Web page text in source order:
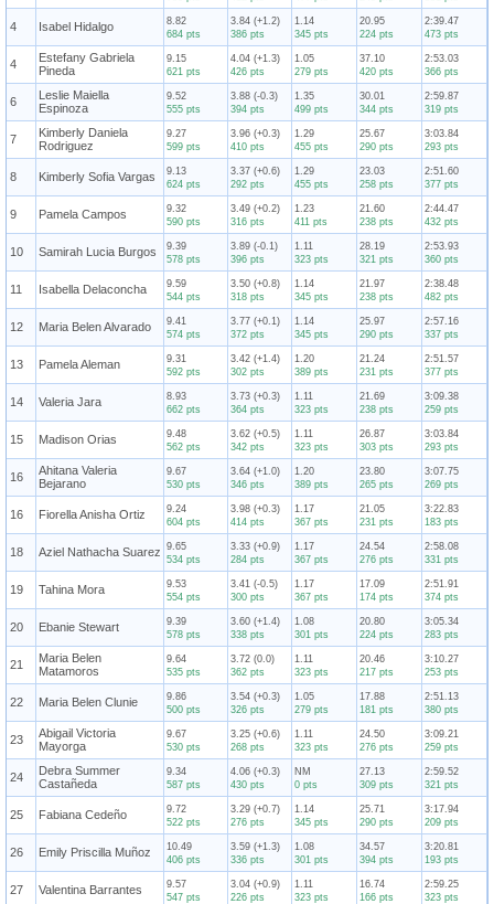
4 Isabel Hidalgo
8.82
684 pts
3.84 (+1.2)
386 pts
1.14
345 pts
20.95
224 pts
2:39.47
473 pts
4
Estefany Gabriela
Pineda
9.15
621 pts
4.04 (+1.3)
426 pts
1.05
279 pts
37.10
420 pts
2:53.03
366 pts
6
Leslie Maiella
Espinoza
9.52
555 pts
3.88 (-0.3)
394 pts
1.35
499 pts
30.01
344 pts
2:59.87
319 pts
7
Kimberly Daniela
Rodriguez
9.27
599 pts
3.96 (+0.3)
410 pts
1.29
455 pts
25.67
290 pts
3:03.84
293 pts
8 Kimberly Sofia Vargas
9.13
624 pts
3.37 (+0.6)
292 pts
1.29
455 pts
23.03
258 pts
2:51.60
377 pts
9 Pamela Campos
9.32
590 pts
3.49 (+0.2)
316 pts
1.23
411 pts
21.60
238 pts
2:44.47
432 pts
10 Samirah Lucia Burgos
9.39
578 pts
3.89 (-0.1)
396 pts
1.11
323 pts
28.19
321 pts
2:53.93
360 pts
11 Isabella Delaconcha
9.59
544 pts
3.50 (+0.8)
318 pts
1.14
345 pts
21.97
238 pts
2:38.48
482 pts
12 Maria Belen Alvarado
9.41
574 pts
3.77 (+0.1)
372 pts
1.14
345 pts
25.97
290 pts
2:57.16
337 pts
13 Pamela Aleman
9.31
592 pts
3.42 (+1.4)
302 pts
1.20
389 pts
21.24
231 pts
2:51.57
377 pts
14 Valeria Jara
8.93
662 pts
3.73 (+0.3)
364 pts
1.11
323 pts
21.69
238 pts
3:09.38
259 pts
15 Madison Orias
9.48
562 pts
3.62 (+0.5)
342 pts
1.11
323 pts
26.87
303 pts
3:03.84
293 pts
16
Ahitana Valeria
Bejarano
9.67
530 pts
3.64 (+1.0)
346 pts
1.20
389 pts
23.80
265 pts
3:07.75
269 pts
16 Fiorella Anisha Ortiz
9.24
604 pts
3.98 (+0.3)
414 pts
1.17
367 pts
21.05
231 pts
3:22.83
183 pts
18 Aziel Nathacha Suarez 9.65
534 pts
3.33 (+0.9)
284 pts
1.17
367 pts
24.54
276 pts
2:58.08
331 pts
19 Tahina Mora
9.53
554 pts
3.41 (-0.5)
300 pts
1.17
367 pts
17.09
174 pts
2:51.91
374 pts
20 Ebanie Stewart
9.39
578 pts
3.60 (+1.4)
338 pts
1.08
301 pts
20.80
224 pts
3:05.34
283 pts
21
Maria Belen
Matamoros
9.64
535 pts
3.72 (0.0)
362 pts
1.11
323 pts
20.46
217 pts
3:10.27
253 pts
22 Maria Belen Clunie
9.86
500 pts
3.54 (+0.3)
326 pts
1.05
279 pts
17.88
181 pts
2:51.13
380 pts
23
Abigail Victoria
Mayorga
9.67
530 pts
3.25 (+0.6)
268 pts
1.11
323 pts
24.50
276 pts
3:09.21
259 pts
24
Debra Summer
Castañeda
9.34
587 pts
4.06 (+0.3)
430 pts
NM
0 pts
27.13
309 pts
2:59.52
321 pts
25 Fabiana Cedeño
9.72
522 pts
3.29 (+0.7)
276 pts
1.14
345 pts
25.71
290 pts
3:17.94
209 pts
26 Emily Priscilla Muñoz
10.49
406 pts
3.59 (+1.3)
336 pts
1.08
301 pts
34.57
394 pts
3:20.81
193 pts
27 Valentina Barrantes
9.57
547 pts
3.04 (+0.9)
226 pts
1.11
323 pts
16.74
166 pts
2:59.25
323 pts